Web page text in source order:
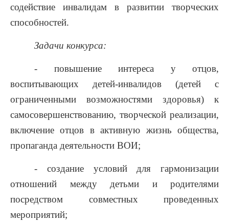
содействие инвалидам в развитии творческих
способностей.
Задачи конкурса:
- повышение интереса у отцов,
воспитывающих детей-инвалидов (детей с
ограниченными возможностями здоровья) к
самосовершенствованию, творческой реализации,
включение отцов в активную жизнь общества,
пропаганда деятельности ВОИ;
- создание условий для гармонизации
отношений между детьми и родителями
посредством совместных проведенных
мероприятий;